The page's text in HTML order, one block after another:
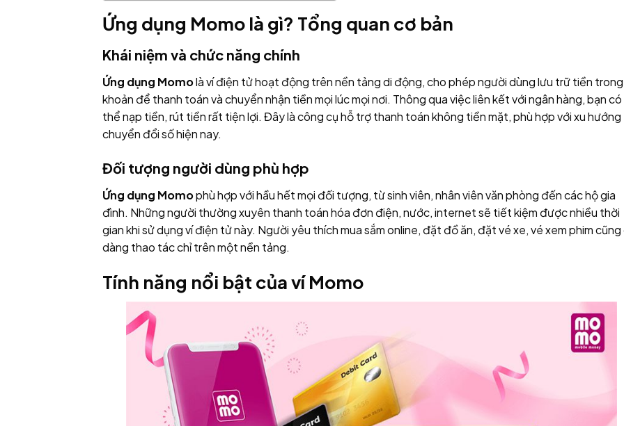
Ứng dụng Momo là gì? Tổng quan cơ bản
Khái niệm và chức năng chính
Ứng dụng Momolà ví điện tử hoạt động trên nền tảng di động, cho phép người dùng lưu trữ tiền
khoản để thanh toán và chuyển nhận tiền mọi lúc mọi nơi. Thông qua việc liên kết với ngân hàng, bạn có
thể nạp tiền, rút tiền rất tiện lợi. Đây là công cụ hỗ trợ thanh toán không tiền mặt, phù hợp với xu hướng
chuyển đổi số hiện nay.
Đối tượng người dùng phù hợp
Ứng dụng Momophù hợp với hầu hết mọi đối tượng, từ sinh viên, nhân viên văn phòng đến các hộ gia
đình. Những người thường xuyên thanh toán hóa đơn điện, nước, internet sẽ tiết kiệm được nhiều thời
gian khi sử dụng ví điện tử này. Người yêu thích mua sắm online, đặt đồ ăn, đặt vé xe, vé xem phim cũng
dàng thao tác chỉ trên một nền tảng.
Tính năng nổi bật của ví Momo